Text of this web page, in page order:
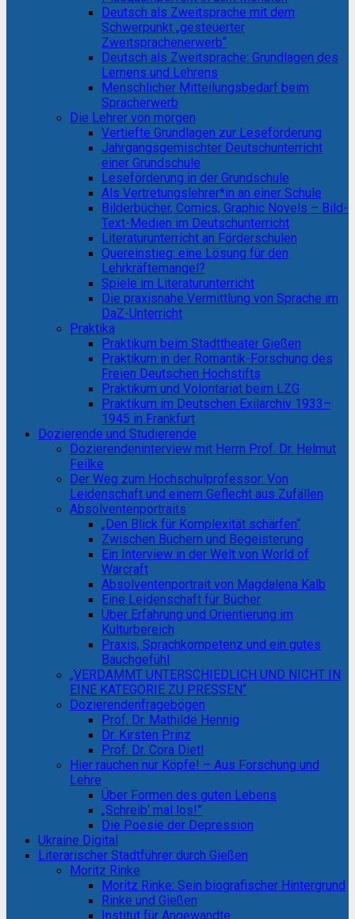
Deutsch als Zweitsprache mit dem
Schwerpunkt „gesteuerter
Zweitsprachenerwerb“
Deutsch als Zweitsprache: Grundlagen des
Lernens und Lehrens
Menschlicher Mitteilungsbedarf beim
Spracherwerb
Die Lehrer von morgen
Vertiefte Grundlagen zur Leseförderung
Jahrgangsgemischter Deutschunterricht
einer Grundschule
Leseförderung in der Grundschule
Als Vertretungslehrer*in an einer Schule
Bilderbücher, Comics, Graphic Novels – Bild-
Text-Medien im Deutschunterricht
Literaturunterricht an Förderschulen
Quereinstieg: eine Lösung für den
Lehrkräftemangel?
Spiele im Literaturunterricht
Die praxisnahe Vermittlung von Sprache im
DaZ-Unterricht
Praktika
Praktikum beim Stadttheater Gießen
Praktikum in der Romantik-Forschung des
Freien Deutschen Hochstifts
Praktikum und Volontariat beim LZG
Praktikum im Deutschen Exilarchiv 1933–
1945 in Frankfurt
Dozierende und Studierende
Dozierendeninterview mit Herrn Prof. Dr. Helmut
Feilke
Der Weg zum Hochschulprofessor: Von
Leidenschaft und einem Geflecht aus Zufällen
Absolventenportraits
„Den Blick für Komplexität schärfen“
Zwischen Büchern und Begeisterung
Ein Interview in der Welt von World of
Warcraft
Absolventenportrait von Magdalena Kalb
Eine Leidenschaft für Bücher
Über Erfahrung und Orientierung im
Kulturbereich
Praxis, Sprachkompetenz und ein gutes
Bauchgefühl
„VERDAMMT UNTERSCHIEDLICH UND NICHT IN
EINE KATEGORIE ZU PRESSEN“
Dozierendenfragebögen
Prof. Dr. Mathilde Hennig
Dr. Kirsten Prinz
Prof. Dr. Cora Dietl
Hier rauchen nur Köpfe! – Aus Forschung und
Lehre
Über Formen des guten Lebens
„Schreib‘ mal los!”
Die Poesie der Depression
Ukraine Digital
Literarischer Stadtführer durch Gießen
Moritz Rinke
Moritz Rinke: Sein biografischer Hintergrund
Rinke und Gießen
Institut für Angewandte